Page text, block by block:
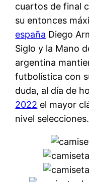
cuartos de final
su entonces
españa Diego
Siglo y la Mano
argentina
futbolística con
duda, al día de
2022 el mayor
nivel selecciones.